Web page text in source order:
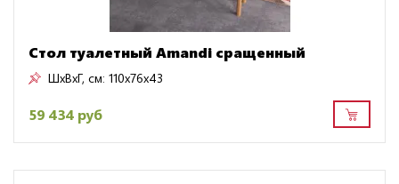
Стол туалетный Amandi сращенный
ШxВxГ, см: 110x76x43
59 434 руб